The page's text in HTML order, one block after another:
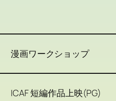
漫画ワークショップ
ICAF 短編作品上映(PG)